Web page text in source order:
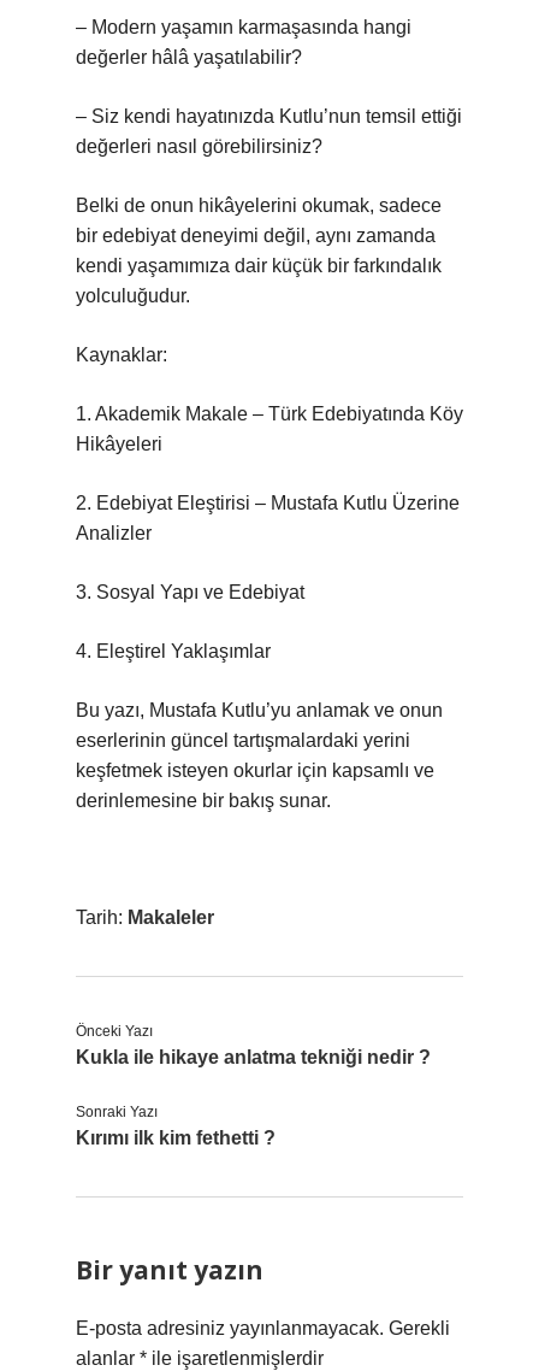
– Modern yaşamın karmaşasında hangi
değerler hâlâ yaşatılabilir?
– Siz kendi hayatınızda Kutlu’nun temsil ettiği
değerleri nasıl görebilirsiniz?
Belki de onun hikâyelerini okumak, sadece
bir edebiyat deneyimi değil, aynı zamanda
kendi yaşamımıza dair küçük bir farkındalık
yolculuğudur.
Kaynaklar:
1. Akademik Makale – Türk Edebiyatında Köy
Hikâyeleri
2. Edebiyat Eleştirisi – Mustafa Kutlu Üzerine
Analizler
3. Sosyal Yapı ve Edebiyat
4. Eleştirel Yaklaşımlar
Bu yazı, Mustafa Kutlu’yu anlamak ve onun
eserlerinin güncel tartışmalardaki yerini
keşfetmek isteyen okurlar için kapsamlı ve
derinlemesine bir bakış sunar.
Tarih: Makaleler
Önceki Yazı
Kukla ile hikaye anlatma tekniği nedir ?
Sonraki Yazı
Kırımı ilk kim fethetti ?
Bir yanıt yazın
E-posta adresiniz yayınlanmayacak. Gerekli
alanlar * ile işaretlenmişlerdir